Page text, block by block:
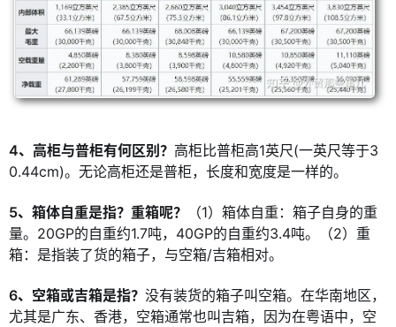
4、高柜与普柜有何区别？ 高柜比普柜高1英尺(一英尺等于3
0.44cm)。无论高柜还是普柜，长度和宽度是一样的。
5、箱体自重是指？重箱呢？
（1）箱体自重：箱子自身的重
量。20GP的自重约1.7吨，40GP的自重约3.4吨。（2）重
箱：是指装了货的箱子，与空箱/吉箱相对。
6、空箱或吉箱是指？ 没有装货的箱子叫空箱。在华南地区，
尤其是广东、香港，空箱通常也叫吉箱，因为在粤语中，空